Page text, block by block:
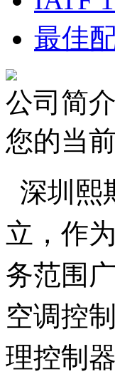
最佳
公司简介
您的当
深圳熙
立，作
务范围
空调控
理控制